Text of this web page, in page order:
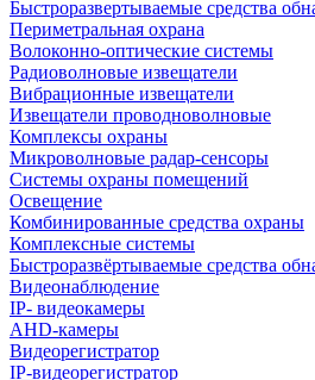
Быстроразвертываемые средства
Периметральная охрана
Волоконно-оптические системы
Радиоволновые извещатели
Вибрационные извещатели
Извещатели проводноволновые
Комплексы охраны
Микроволновые радар-сенсоры
Системы охраны помещений
Освещение
Комбинированные средства охраны
Комплексные системы
Быстроразвёртываемые средства
Видеонаблюдение
IP- видеокамеры
AHD-камеры
Видеорегистратор
IP-видеорегистратор